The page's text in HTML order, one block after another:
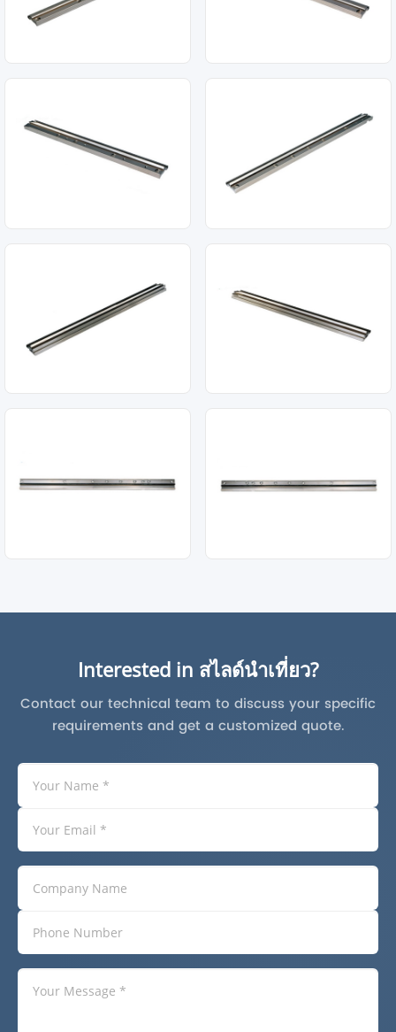
Interested in สไลด์นำเที่ยว?
Contact our technical team to discuss your specific
requirements and get a customized quote.